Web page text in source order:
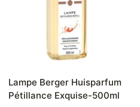
Lampe Berger Huisparfum
Pétillance Exquise-500ml